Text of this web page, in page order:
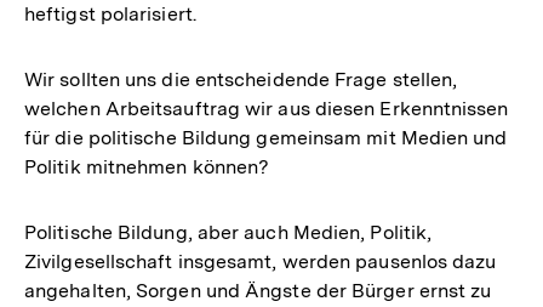
heftigst polarisiert.
Wir sollten uns die entscheidende Frage stellen,
welchen Arbeitsauftrag wir aus diesen Erkenntnissen
für die politische Bildung gemeinsam mit Medien und
Politik mitnehmen können?
Politische Bildung, aber auch Medien, Politik,
Zivilgesellschaft insgesamt, werden pausenlos dazu
angehalten, Sorgen und Ängste der Bürger ernst zu